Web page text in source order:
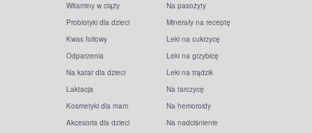
Witaminy w ciąży
Probiotyki dla dzieci
Kwas foliowy
Odparzenia
Na katar dla dzieci
Laktacja
Kosmetyki dla mam
Akcesoria dla dzieci
Na pasożyty
Minerały na receptę
Leki na cukrzycę
Leki na grzybicę
Leki na trądzik
Na tarczycę
Na hemoroidy
Na nadciśnienie